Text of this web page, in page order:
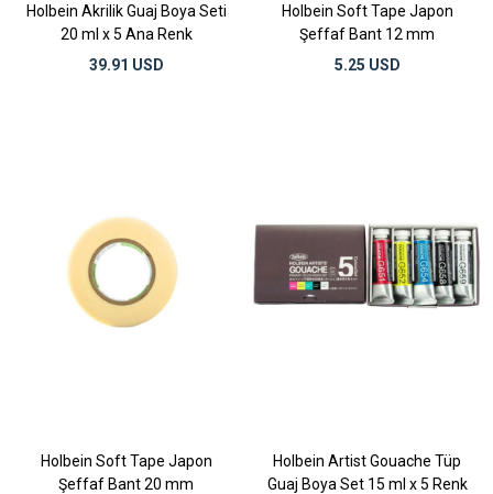
Holbein Akrilik Guaj Boya Seti
20 ml x 5 Ana Renk
39.91 USD
Holbein Soft Tape Japon
Şeffaf Bant 12 mm
5.25 USD
Holbein Soft Tape Japon
Şeffaf Bant 20 mm
Holbein Artist Gouache Tüp
Guaj Boya Set 15 ml x 5 Renk